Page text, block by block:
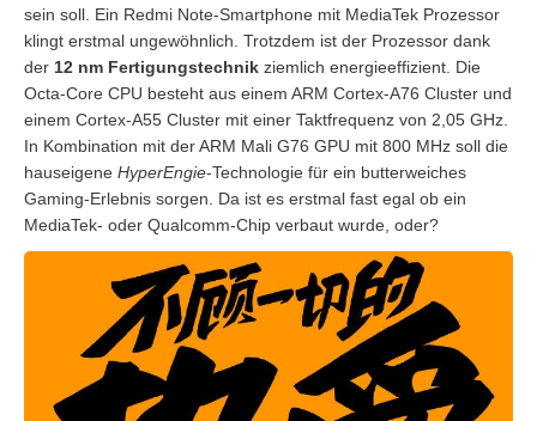
sein soll. Ein Redmi Note-Smartphone mit MediaTek Prozessor
klingt erstmal ungewöhnlich. Trotzdem ist der Prozessor dank
der 12 nm Fertigungstechnik ziemlich energieeffizient. Die
Octa-Core CPU besteht aus einem ARM Cortex-A76 Cluster und
einem Cortex-A55 Cluster mit einer Taktfrequenz von 2,05 GHz.
In Kombination mit der ARM Mali G76 GPU mit 800 MHz soll die
hauseigene HyperEngie-Technologie für ein butterweiches
Gaming-Erlebnis sorgen. Da ist es erstmal fast egal ob ein
MediaTek- oder Qualcomm-Chip verbaut wurde, oder?